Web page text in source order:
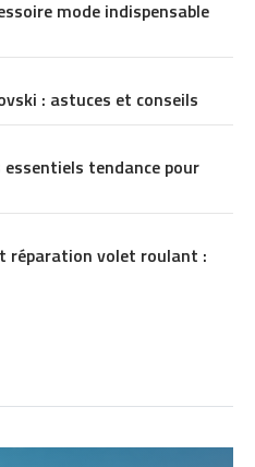
mode indispensable
: astuces et conseils
tendance pour
réparation volet roulant :